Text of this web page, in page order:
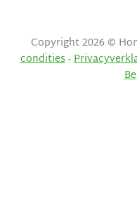
Copyright 2026 ©
condities-